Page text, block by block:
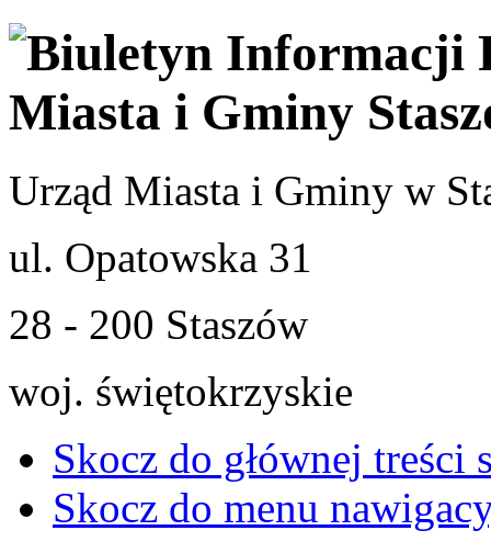
Urząd Miasta i Gminy w
ul. Opatowska 31
28 - 200 Staszów
woj. świętokrzyskie
Skocz do głównej treści
Skocz do menu